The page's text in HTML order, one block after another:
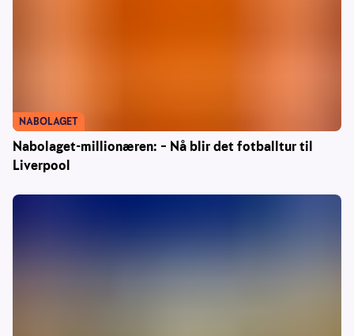
Nabolaget-millionæren: – Nå blir det fotballtur til
Liverpool
NABOLAGET